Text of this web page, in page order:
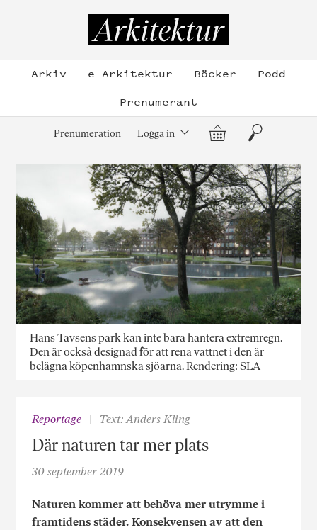
Arkiv e-Arkitektur Böcker
Podd
Prenumerant
Prenumeration Logga in Varukorg
Sök
Hans Tavsens park kan inte bara hantera extremregn.
Den är också designad för att rena vattnet i den är
belägna köpenhamnska sjöarna. Rendering: SLA
Reportage Text: Anders Kling
Där naturen tar mer plats
30 september 2019
Naturen kommer att behöva mer utrymme i
framtidens städer. Konsekvensen av att den